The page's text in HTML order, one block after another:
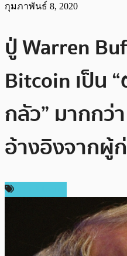
กุมภาพันธ์ 8, 2020
ปู่ Warren
Bitcoin เป็น
กลัว” มากกว่
อ้างอิงจากผู้